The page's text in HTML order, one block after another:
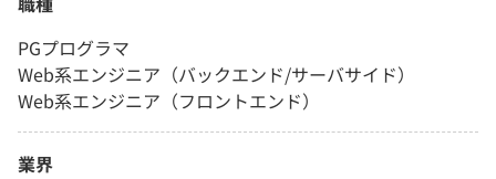
PGプログラマ
Web系エンジニア（バックエンド/サーバサイド）
Web系エンジニア（フロントエンド）
業界